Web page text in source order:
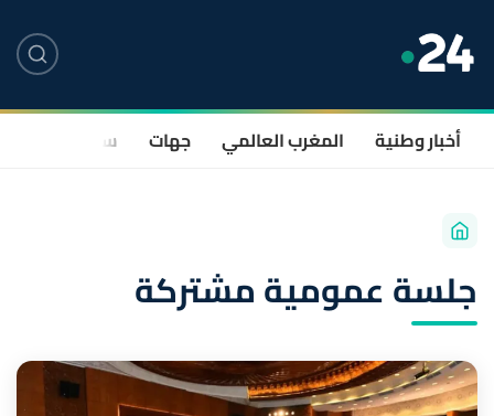
أخبار وطنية المغرب العالمي جهات سياسة
جلسة عمومية مشتركة